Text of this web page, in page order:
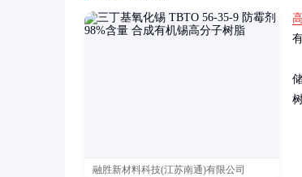
融胜新材料科技(江苏南通)有限公司